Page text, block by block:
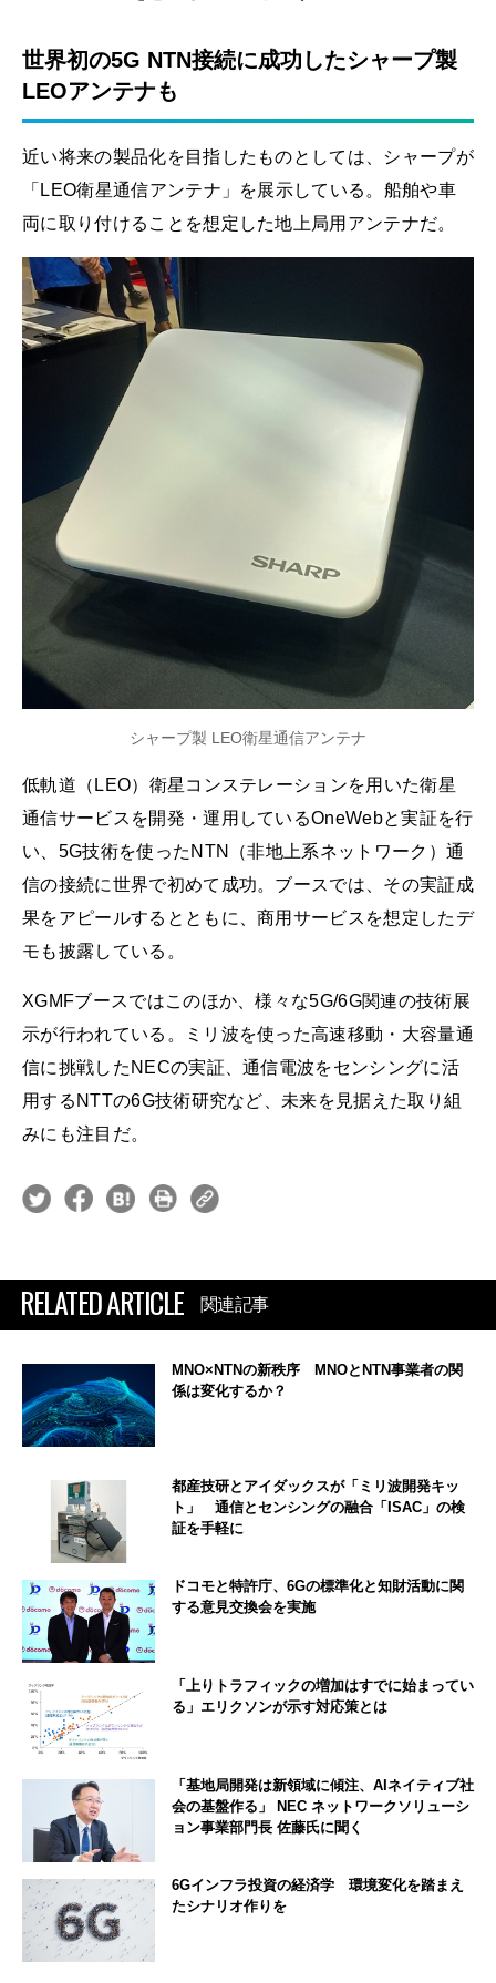
世界初の5G NTN接続に成功したシャープ製
LEOアンテナも
近い将来の製品化を目指したものとしては、シャープが
「LEO衛星通信アンテナ」を展示している。船舶や車
両に取り付けることを想定した地上局用アンテナだ。
シャープ製 LEO衛星通信アンテナ
低軌道（LEO）衛星コンステレーションを用いた衛星
通信サービスを開発・運用しているOneWebと実証を行
い、5G技術を使ったNTN（非地上系ネットワーク）通
信の接続に世界で初めて成功。ブースでは、その実証成
果をアピールするとともに、商用サービスを想定したデ
モも披露している。
XGMFブースではこのほか、様々な5G/6G関連の技術展
示が行われている。ミリ波を使った高速移動・大容量通
信に挑戦したNECの実証、通信電波をセンシングに活
用するNTTの6G技術研究など、未来を見据えた取り組
みにも注目だ。
RELATED ARTICLE 関連記事
MNO×NTNの新秩序 MNOとNTN事業者の関
係は変化するか？
都産技研とアイダックスが「ミリ波開発キッ
ト」 通信とセンシングの融合「ISAC」の検
証を手軽に
ドコモと特許庁、6Gの標準化と知財活動に関
する意見交換会を実施
「上りトラフィックの増加はすでに始まってい
る」エリクソンが示す対応策とは
「基地局開発は新領域に傾注、AIネイティブ社
会の基盤作る」 NEC ネットワークソリューシ
ョン事業部門長 佐藤氏に聞く
6Gインフラ投資の経済学 環境変化を踏まえ
たシナリオ作りを